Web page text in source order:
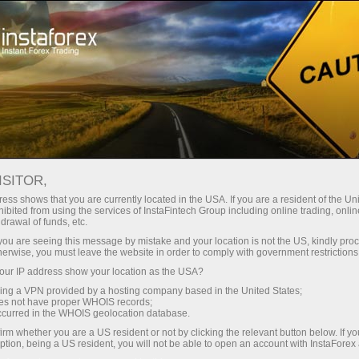
Трейдерів Торгові умови
Торгові інструменти
EURUSD
EURUSD
1.15602 (%) 07 Aug 2026 20:59
Купити
1.15602
1.15572
shows that you are currently located in the USA. If you are a resident of the
from using the services of InstaFintech Group including online trading,
of funds, etc.
are seeing this message by mistake and your location is not the US, kindly
you must leave the website in order to comply with government
IP address show your location as the USA?
a VPN provided by a hosting company based in the United States;
not have proper WHOIS records;
in the WHOIS geolocation database.
whether you are a US resident or not by clicking the relevant button below. If
being a US resident, you will not be able to open an account with InstaForex